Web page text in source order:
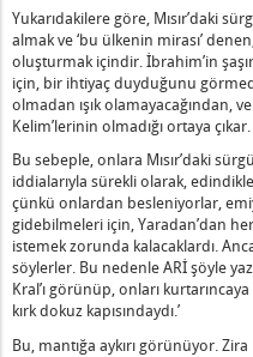
Mirası ile
Nedir - 2
Eğilimin Kişiyi Koruması
Çıkamaz Nedir?
Hizmetkarı”
Bir Kız Çocuk Doğurması
Çiğnediği Hafif Mitzvot
ve İftira Etmesi
Nedir?
Nedir?
Yemek ve Aslını
Yukarıdakilere göre, Mısır’daki
almak ve ‘bu ülkenin mirası’
oluşturmak içindir. İbrahim’in
için, bir ihtiyaç duyduğunu
olmadan ışık olamayacağından,
Kelim’lerinin olmadığı ortaya çıkar.
Bu sebeple, onlara Mısır’daki
iddialarıyla sürekli olarak,
çünkü onlardan besleniyorlar,
gidebilmeleri için, Yaradan’dan
istemek zorunda kalacaklardı.
söylerler. Bu nedenle ARİ şöyle
Kral’ı görünüp, onları
kırk dokuz kapısındaydı.’
Bu, mantığa aykırı görünüyor.